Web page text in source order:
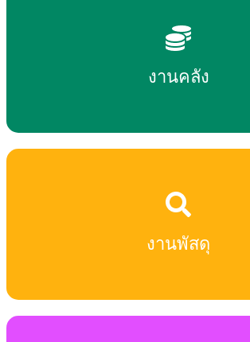
งานคลัง
งานพัสดุ